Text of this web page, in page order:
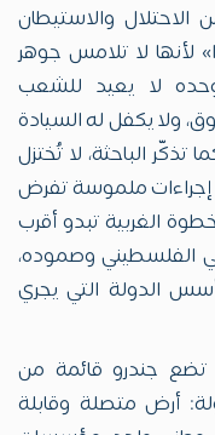
الاحتلال والاستيطان
لأنها لا تلامس جوهر
وحده لا يعيد للشعب
ولا يكفل له السيادة
تذكّر الباحثة، لا تُختزل
إجراءات ملموسة تفرض
الغربية تبدو أقرب
الفلسطيني وصموده،
الدولة التي يجري
تضع جندرو قائمة من
أرض متصلة وقابلة